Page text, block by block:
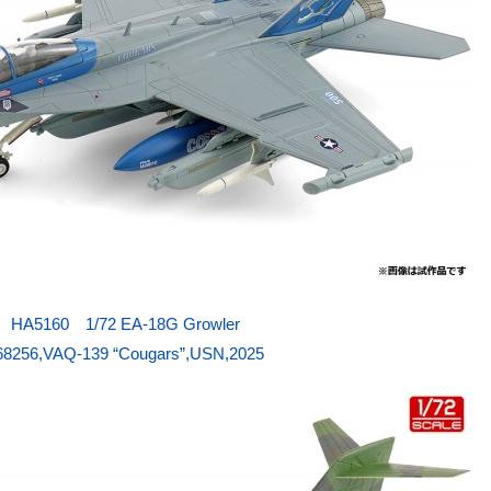
HA5160 1/72 EA-18G Growler
139 “Cougars”,USN,2025